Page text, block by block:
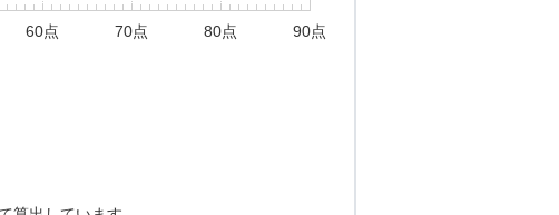
60点 70点 80点 90点